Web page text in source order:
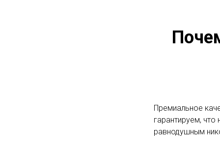
Премиальное
гарантируем,
равнодушным